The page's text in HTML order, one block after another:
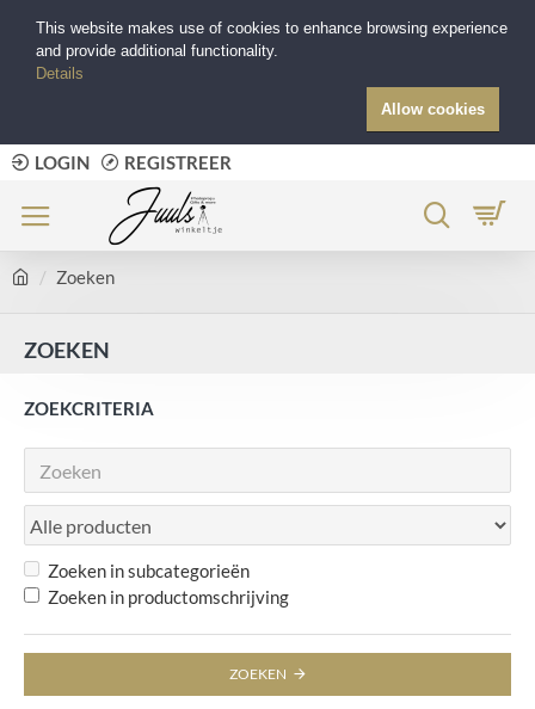
LOGIN REGISTREER
Zoeken
ZOEKEN
ZOEKCRITERIA
Zoeken in subcategorieën
Zoeken in productomschrijving
ZOEKEN
This website makes use of cookies to enhance browsing experience
and provide additional functionality.
Details
Allow cookies